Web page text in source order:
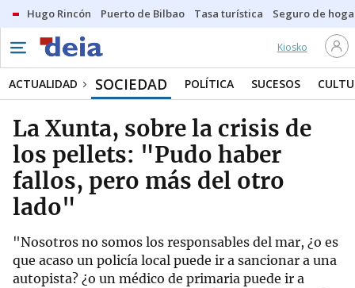
Hugo Rincón Puerto de Bilbao Tasa turística Seguro de
Kiosko
ACTUALIDAD SOCIEDAD POLÍTICA SUCESOS
La Xunta, sobre la crisis de
los pellets: "Pudo haber
fallos, pero más del otro
lado"
"Nosotros no somos los responsables del mar, ¿o es
que acaso un policía local puede ir a sancionar a una
autopista? ¿o un médico de primaria puede ir a